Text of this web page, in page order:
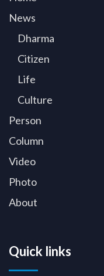
News
Dharma
Citizen
Life
Culture
Person
Column
Video
Photo
About
Quick links